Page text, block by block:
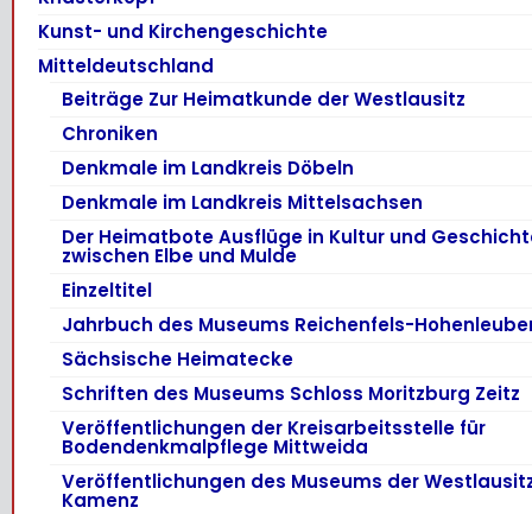
Kunst- und Kirchengeschichte
Mitteldeutschland
Beiträge Zur Heimatkunde der Westlausitz
Chroniken
Denkmale im Landkreis Döbeln
Denkmale im Landkreis Mittelsachsen
Der Heimatbote Ausflüge in Kultur und
zwischen Elbe und Mulde
Einzeltitel
Jahrbuch des Museums Reichenfels-
Sächsische Heimatecke
Schriften des Museums Schloss Moritzburg Zeitz
Veröffentlichungen der Kreisarbeitsstelle für
Bodendenkmalpflege Mittweida
Veröffentlichungen des Museums der
Kamenz